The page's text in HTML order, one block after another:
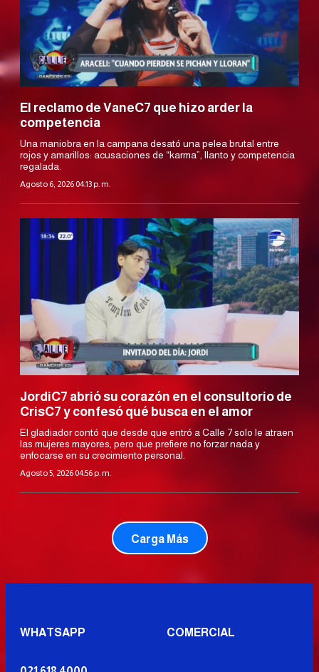
El reclamo de VaneC7 que hizo arder la
competencia
Una maniobra en la campana desató una pelea brutal entre
rojos y amarillos: acusaciones de “karma”, llanto y competencia
regalada.
Agosto 6, 2026 04:13 p. m.
JordiC7 abrió su corazón en el consultorio de
CrisC7 y confesó qué busca en el amor
El gladiador contó que desde que entró a Calle 7 solo le atraen
las mujeres mayores, pero que prefiere no forzar nada y
enfocarse en su crecimiento personal.
Agosto 5, 2026 04:56 p. m.
Carga Más
WHATSAPP COMERCIAL